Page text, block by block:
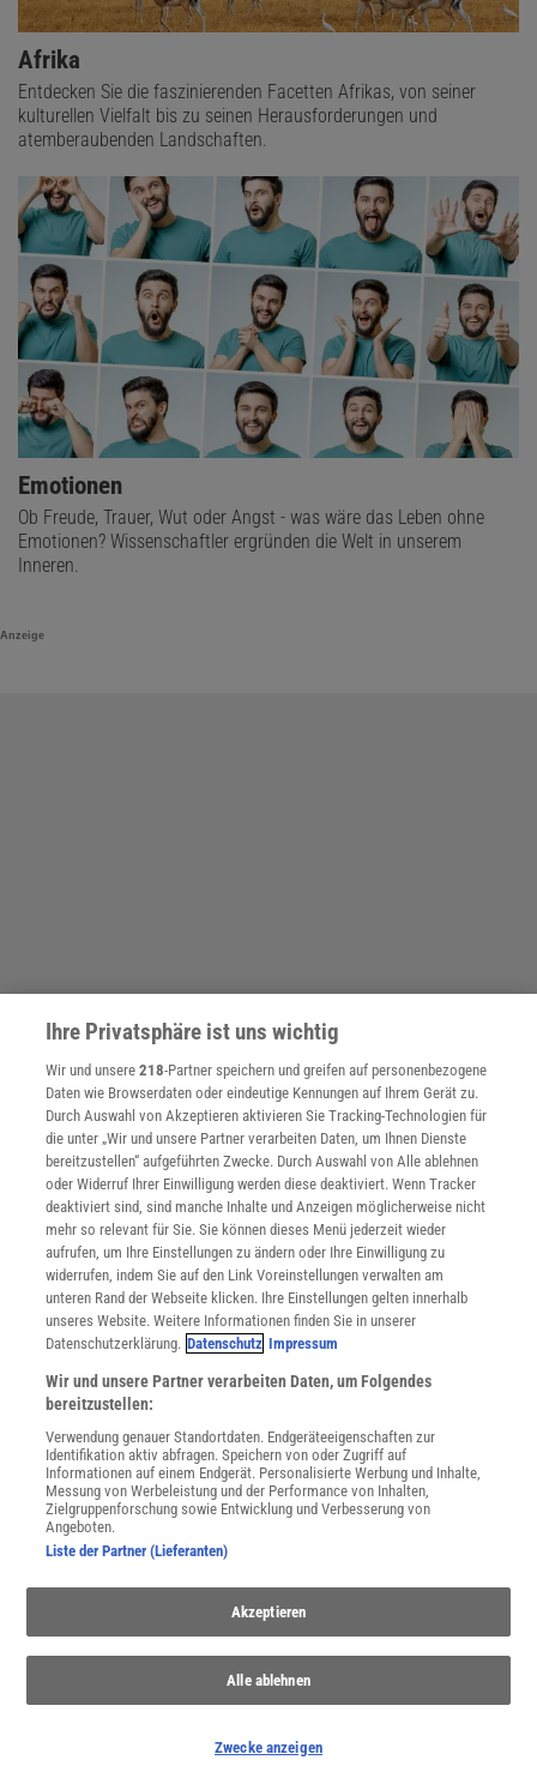
Afrika
Entdecken Sie die faszinierenden Facetten Afrikas, von seiner
kulturellen Vielfalt bis zu seinen Herausforderungen und
atemberaubenden Landschaften.
Emotionen
Ob Freude, Trauer, Wut oder Angst - was wäre das Leben ohne
Emotionen? Wissenschaftler ergründen die Welt in unserem
Inneren.
Anzeige
PARTNERINHALTE
Für Sie im Spektrum-Shop und am Kiosk:
Ihre Privatsphäre ist uns wichtig
Wir und unsere218-Partner speichern und greifen auf personenbezogene
Daten wie Browserdaten oder eindeutige Kennungen auf Ihrem Gerät zu.
Durch Auswahl von Akzeptieren aktivieren Sie Tracking-Technologien für
die unter „Wir und unsere Partner verarbeiten Daten, um Ihnen Dienste
bereitzustellen“ aufgeführten Zwecke. Durch Auswahl von Alle ablehnen
oder Widerruf Ihrer Einwilligung werden diese deaktiviert. Wenn Tracker
deaktiviert sind, sind manche Inhalte und Anzeigen möglicherweise nicht
mehr so relevant für Sie. Sie können dieses Menü jederzeit wieder
aufrufen, um Ihre Einstellungen zu ändern oder Ihre Einwilligung zu
widerrufen, indem Sie auf den Link Voreinstellungen verwalten am
unteren Rand der Webseite klicken. Ihre Einstellungen gelten innerhalb
unseres Website. Weitere Informationen finden Sie in unserer
Datenschutzerklärung. Datenschutz Impressum
Wir und unsere Partner verarbeiten Daten, um Folgendes
bereitzustellen:
Verwendung genauer Standortdaten. Endgeräteeigenschaften zur
Identifikation aktiv abfragen. Speichern von oder Zugriff auf
Informationen auf einem Endgerät. Personalisierte Werbung und Inhalte,
Messung von Werbeleistung und der Performance von Inhalten,
Zielgruppenforschung sowie Entwicklung und Verbesserung von
Angeboten.
Liste der Partner (Lieferanten)
Akzeptieren
Alle ablehnen
Zwecke anzeigen